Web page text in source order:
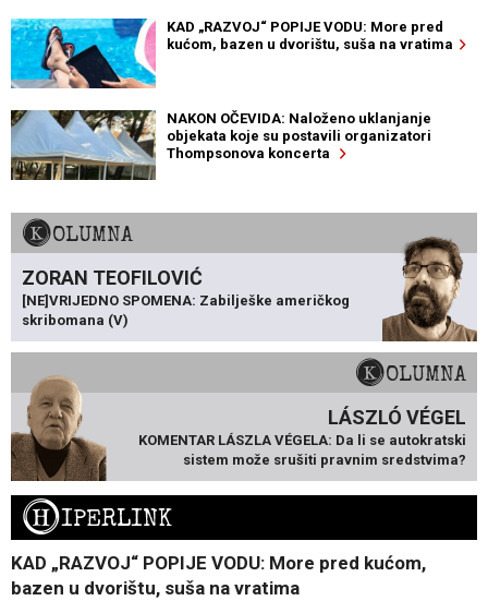
KAD „RAZVOJ“ POPIJE VODU: More pred
kućom, bazen u dvorištu, suša na vratima
NAKON OČEVIDA: Naloženo uklanjanje
objekata koje su postavili organizatori
Thompsonova koncerta
KOLUMNA
ZORAN TEOFILOVIĆ
[NE]VRIJEDNO SPOMENA: Zabilješke američkog
skribomana (V)
KOLUMNA
LÁSZLÓ VÉGEL
KOMENTAR LÁSZLA VÉGELA: Da li se autokratski
sistem može srušiti pravnim sredstvima?
HIPERLINK
KAD „RAZVOJ“ POPIJE VODU: More pred kućom,
bazen u dvorištu, suša na vratima